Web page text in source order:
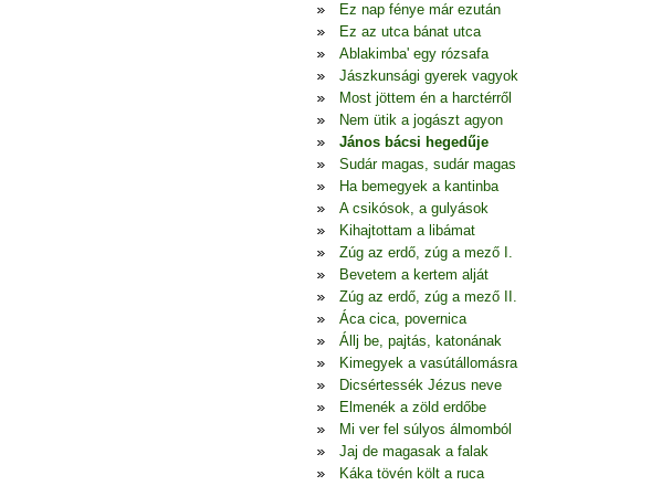
Ez nap fénye már ezután
Ez az utca bánat utca
Ablakimba' egy rózsafa
Jászkunsági gyerek vagyok
Most jöttem én a harctérről
Nem ütik a jogászt agyon
János bácsi hegedűje
Sudár magas, sudár magas
Ha bemegyek a kantinba
A csikósok, a gulyások
Kihajtottam a libámat
Zúg az erdő, zúg a mező I.
Bevetem a kertem alját
Zúg az erdő, zúg a mező II.
Áca cica, povernica
Állj be, pajtás, katonának
Kimegyek a vasútállomásra
Dicsértessék Jézus neve
Elmenék a zöld erdőbe
Mi ver fel súlyos álmomból
Jaj de magasak a falak
Káka tövén költ a ruca